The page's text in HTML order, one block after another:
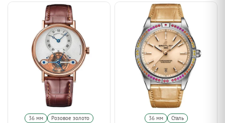
36 мм Розовое золото 36 мм Сталь